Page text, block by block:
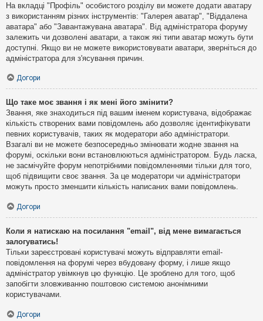
На вкладці "Профіль" особистого розділу ви можете додати аватару
з використанням різних інструментів: "Галерея аватар", "Віддалена
аватара" або "Завантажувана аватара". Від адміністратора форуму
залежить чи дозволені аватари, а також які типи аватар можуть бути
доступні. Якщо ви не можете використовувати аватари, зверніться до
адміністратора для з'ясування причин.
Догори
Що таке моє звання і як мені його змінити?
Звання, яке знаходиться під вашим іменем користувача, відображає
кількість створених вами повідомлень або дозволяє ідентифікувати
певних користувачів, таких як модератори або адміністратори.
Взагалі ви не можете безпосередньо змінювати жодне звання на
форумі, оскільки вони встановлюються адміністратором. Будь ласка,
не засмічуйте форум непотрібними повідомленнями тільки для того,
щоб підвищити своє звання. За це модератори чи адміністратори
можуть просто зменшити кількість написаних вами повідомлень.
Догори
Коли я натискаю на посилання "email", від мене вимагається
залогуватись!
Тільки зареєстровані користувачі можуть відправляти email-
повідомлення на форумі через вбудовану форму, і лише якщо
адміністратор увімкнув цю функцію. Це зроблено для того, щоб
запобігти зловживанню поштовою системою анонімними
користувачами.
Догори